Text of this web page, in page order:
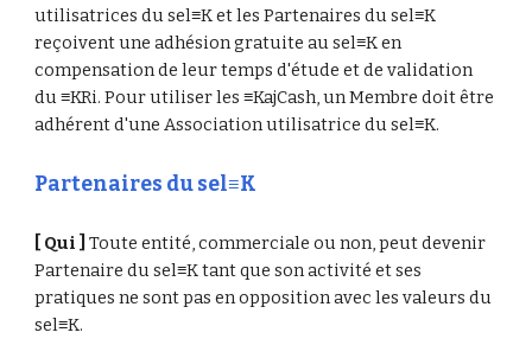
utilisatrices du sel≡K et les Partenaires du sel≡K
reçoivent une adhésion gratuite au sel≡K en
compensation de leur temps d'étude et de validation
du ≡KRi. Pour utiliser les ≡KajCash, un Membre doit être
adhérent d'une Association utilisatrice du sel≡K.
Partenaires du sel≡K
[ Qui ] Toute entité, commerciale ou non, peut devenir
Partenaire du sel≡K tant que son activité et ses
pratiques ne sont pas en opposition avec les valeurs du
sel≡K.